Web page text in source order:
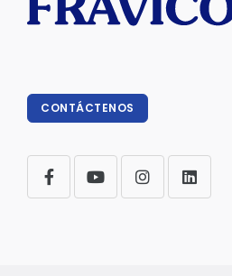
CONTÁCTENOS